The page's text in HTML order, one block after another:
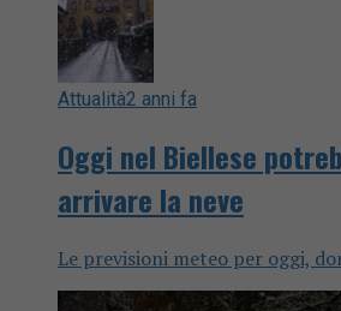
Attualità2 anni fa
Oggi nel Biellese
arrivare la neve
Le previsioni meteo per oggi,